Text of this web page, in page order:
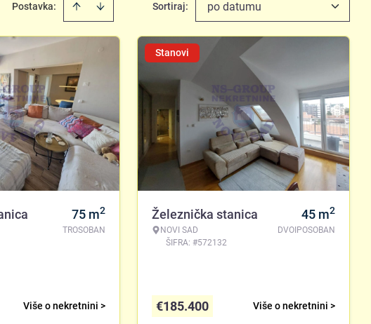
Postavka: Sortiraj: po datumu
75 m2
TROSOBAN
Više o nekretnini >
Stanovi
Železnička stanica
NOVI SAD
ŠIFRA: #572132
45 m2
DVOIPOSOBAN
Više o nekretnini >
€185.400